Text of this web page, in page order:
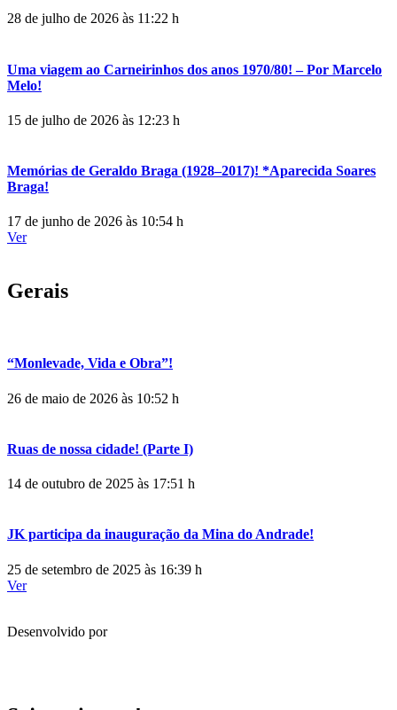
28 de julho de 2026 às 11:22 h
Uma viagem ao Carneirinhos dos anos 1970/80! – Por Marcelo
Melo!
15 de julho de 2026 às 12:23 h
Memórias de Geraldo Braga (1928–2017)! *Aparecida Soares
Braga!
17 de junho de 2026 às 10:54 h
Ver
Gerais
“Monlevade, Vida e Obra”!
26 de maio de 2026 às 10:52 h
Ruas de nossa cidade! (Parte I)
14 de outubro de 2025 às 17:51 h
JK participa da inauguração da Mina do Andrade!
25 de setembro de 2025 às 16:39 h
Ver
Desenvolvido por